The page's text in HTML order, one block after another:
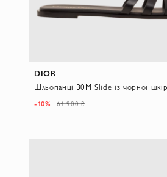
DIOR
-10% 64 900 ₴